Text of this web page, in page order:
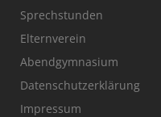
Sprechstunden
Elternverein
Abendgymnasium
Datenschutzerklärung
Impressum